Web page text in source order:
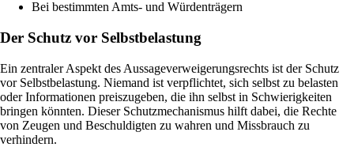
Bei bestimmten Amts- und Würdenträgern
Der Schutz vor Selbstbelastung
Ein zentraler Aspekt des Aussageverweigerungsrechts ist der Schutz
vor Selbstbelastung. Niemand ist verpflichtet, sich selbst zu belasten
oder Informationen preiszugeben, die ihn selbst in Schwierigkeiten
bringen könnten. Dieser Schutzmechanismus hilft dabei, die Rechte
von Zeugen und Beschuldigten zu wahren und Missbrauch zu
verhindern.